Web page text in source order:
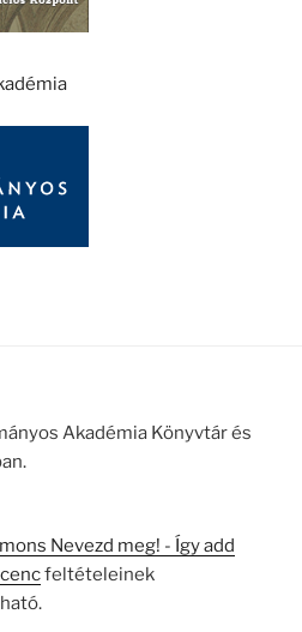
Akadémia Könyvtár és
Nevezd meg! - Így add
feltételeinek